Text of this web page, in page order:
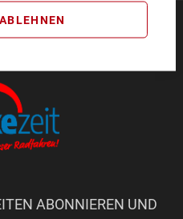
ABONNIEREN UND